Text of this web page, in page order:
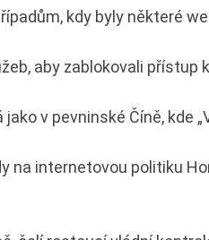
kdy byly některé
aby zablokovali přístup
v pevninské Číně, kde
na internetovou politiku